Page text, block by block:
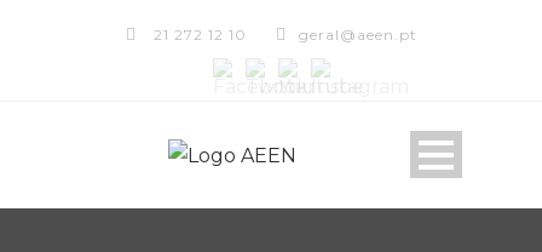
21 272 12 10 geral@aeen.pt